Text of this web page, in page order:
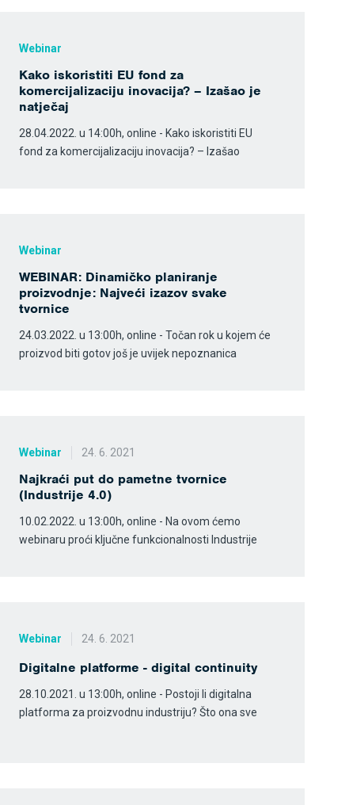
Webinar
Kako iskoristiti EU fond za
komercijalizaciju inovacija? – Izašao je
natječaj
28.04.2022. u 14:00h, online - Kako iskoristiti EU
fond za komercijalizaciju inovacija? – Izašao
Webinar
WEBINAR: Dinamičko planiranje
proizvodnje: Najveći izazov svake
tvornice
24.03.2022. u 13:00h, online - Točan rok u kojem će
proizvod biti gotov još je uvijek nepoznanica
Webinar 24. 6. 2021
Najkraći put do pametne tvornice
(Industrije 4.0)
10.02.2022. u 13:00h, online - Na ovom ćemo
webinaru proći ključne funkcionalnosti Industrije
Webinar 24. 6. 2021
Digitalne platforme - digital continuity
28.10.2021. u 13:00h, online - Postoji li digitalna
platforma za proizvodnu industriju? Što ona sve